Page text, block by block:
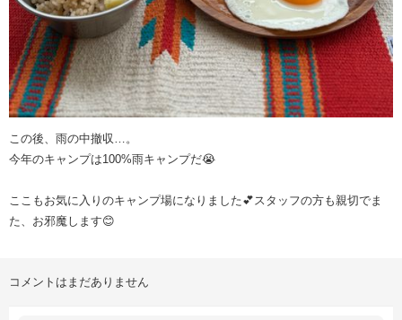
この後、雨の中撤収…。
今年のキャンプは100%雨キャンプだ😭
ここもお気に入りのキャンプ場になりました💕スタッフの方も親切でま
た、お邪魔します😊
コメントはまだありません